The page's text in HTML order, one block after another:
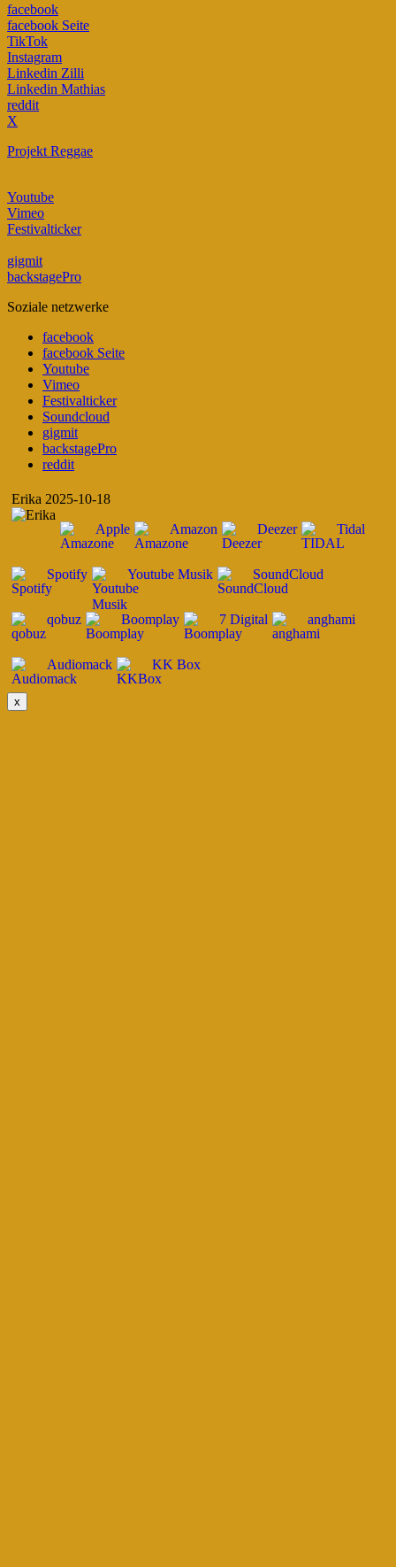
facebook
facebook Seite
TikTok
Instagram
Linkedin Zilli
Linkedin Mathias
reddit
X
Projekt Reggae
Youtube
Vimeo
Festivalticker
gigmit
backstagePro
Soziale netzwerke
facebook
facebook Seite
Youtube
Vimeo
Festivalticker
Soundcloud
gigmit
backstagePro
reddit
Erika 2025-10-18
Apple
Amazon Deezer Tidal
Spotify Youtube Musik SoundCloud
qobuz Boomplay 7 Digital anghami
Audiomack KK Box
x